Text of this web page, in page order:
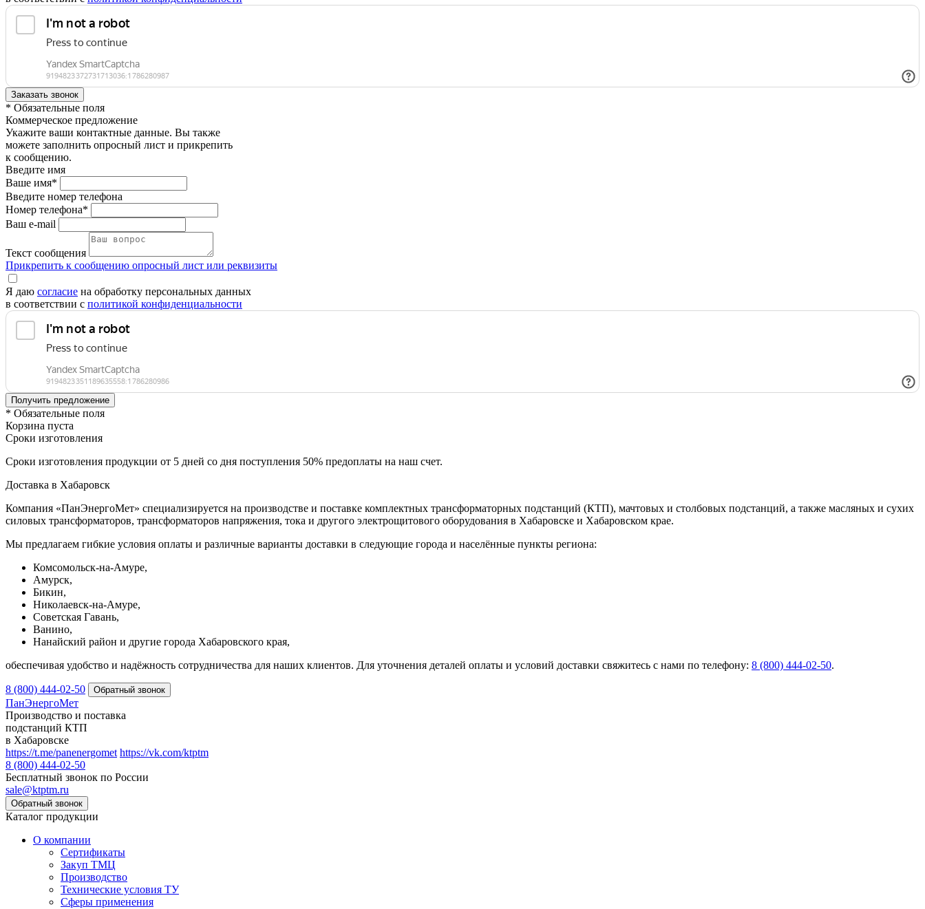
* Обязательные поля
Коммерческое предложение
Укажите ваши контактные данные. Вы также
можете заполнить опросный лист и прикрепить
к сообщению.
Введите имя
Ваше имя*
Введите номер телефона
Номер телефона*
Ваш e-mail
Текст сообщения
Прикрепить к сообщению опросный лист или реквизиты
Я даю согласие на обработку персональных данных
в соответствии с политикой конфиденциальности
* Обязательные поля
Корзина пуста
Сроки изготовления
Сроки изготовления продукции от 5 дней со дня поступления 50% предоплаты на наш счет.
Доставка в Хабаровск
Компания «ПанЭнергоМет» специализируется на производстве и поставке комплектных трансформаторных подстанций (КТП), мачтовых и столбовых подстанций, а также масляных и сухих
силовых трансформаторов, трансформаторов напряжения, тока и другого электрощитового оборудования в Хабаровске и Хабаровском крае.
Мы предлагаем гибкие условия оплаты и различные варианты доставки в следующие города и населённые пункты региона:
Комсомольск-на-Амуре,
Амурск,
Бикин,
Николаевск-на-Амуре,
Советская Гавань,
Ванино,
Нанайский район и другие города Хабаровского края,
обеспечивая удобство и надёжность сотрудничества для наших клиентов. Для уточнения деталей оплаты и условий доставки свяжитесь с нами по телефону: 8 (800) 444‑02‑50.
8 (800) 444-02-50
ПанЭнергоМет
Производство и поставка
подстанций КТП
в Хабаровске
https://t.me/panenergomet https://vk.com/ktptm
8 (800) 444-02-50
Бесплатный звонок по России
sale@ktptm.ru
Каталог продукции
О компании
Сертификаты
Закуп ТМЦ
Производство
Технические условия ТУ
Сферы применения